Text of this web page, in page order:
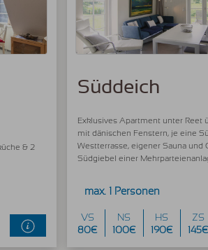
& 2
Süddeich
Exklusives Apartment unter Reet
mit dänischen Fenstern, je eine
Westterrasse, eigener Sauna und
Südgiebel einer
max. 1 Personen
VS
80€
NS
100€
HS
190€
ZS
145€